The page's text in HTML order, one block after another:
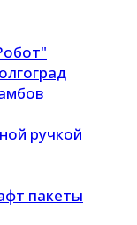
ручкой
пакеты